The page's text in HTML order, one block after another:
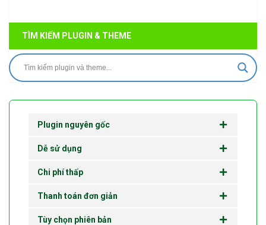
TÌM KIẾM PLUGIN & THEME
Plugin nguyên gốc
Dễ sử dụng
Chi phí thấp
Thanh toán đơn giản
Tùy chọn phiên bản